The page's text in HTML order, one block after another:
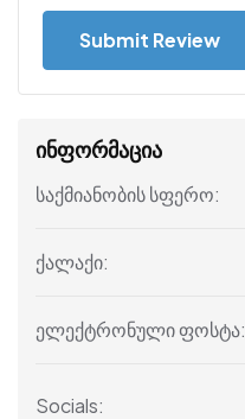
ინფორმაცია
საქმიანობის სფერო:
ქალაქი:
ელექტრონული ფოსტა:
Socials: